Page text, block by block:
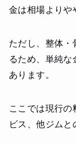
金は相場よりや
ただし、整体・
るため、単純な
あります。
ここでは現行の
ビス、他ジムと